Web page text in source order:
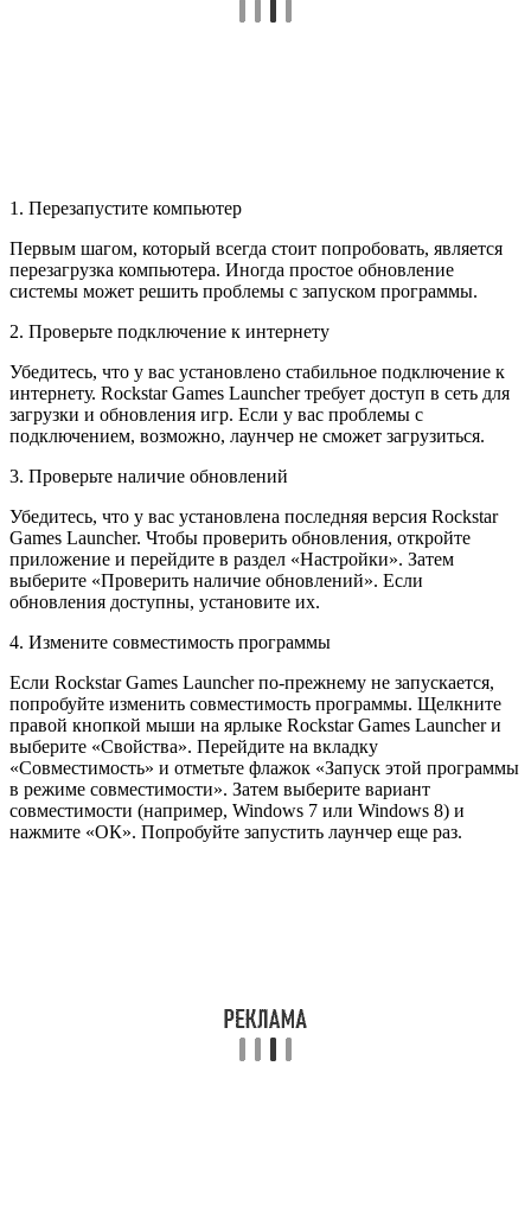
1. Перезапустите компьютер
Первым шагом, который всегда стоит попробовать, является
перезагрузка компьютера. Иногда простое обновление
системы может решить проблемы с запуском программы.
2. Проверьте подключение к интернету
Убедитесь, что у вас установлено стабильное подключение к
интернету. Rockstar Games Launcher требует доступ в сеть для
загрузки и обновления игр. Если у вас проблемы с
подключением, возможно, лаунчер не сможет загрузиться.
3. Проверьте наличие обновлений
Убедитесь, что у вас установлена последняя версия Rockstar
Games Launcher. Чтобы проверить обновления, откройте
приложение и перейдите в раздел «Настройки». Затем
выберите «Проверить наличие обновлений». Если
обновления доступны, установите их.
4. Измените совместимость программы
Если Rockstar Games Launcher по-прежнему не запускается,
попробуйте изменить совместимость программы. Щелкните
правой кнопкой мыши на ярлыке Rockstar Games Launcher и
выберите «Свойства». Перейдите на вкладку
«Совместимость» и отметьте флажок «Запуск этой программы
в режиме совместимости». Затем выберите вариант
совместимости (например, Windows 7 или Windows 8) и
нажмите «ОК». Попробуйте запустить лаунчер еще раз.